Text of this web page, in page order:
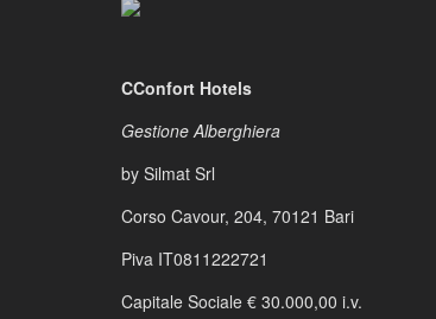
CConfort Hotels
Gestione Alberghiera
by Silmat Srl
Corso Cavour, 204, 70121 Bari
Piva IT0811222721
Capitale Sociale € 30.000,00 i.v.